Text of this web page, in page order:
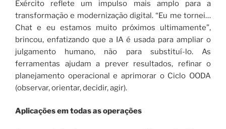
Exército reflete um impulso mais amplo para a
transformação e modernização digital. “Eu me tornei…
Chat e eu estamos muito próximos ultimamente”,
brincou, enfatizando que a IA é usada para ampliar o
julgamento humano, não para substituí-lo. As
ferramentas ajudam a prever resultados, refinar o
planejamento operacional e aprimorar o Ciclo OODA
(observar, orientar, decidir, agir).
Aplicações em todas as operações